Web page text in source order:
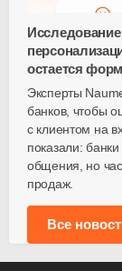
остается
Эксперты
банков, чтобы
с клиентом на
показали:
общения, но
продаж.
Все